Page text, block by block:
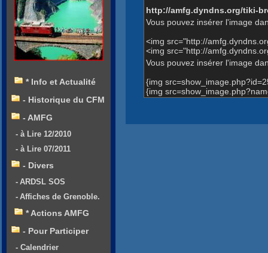
http://amfg.dyndns.org/tiki-
Vous pouvez insérer l'image
<img src="http://
<img src="http://
Vous pouvez insérer l'image
{img
{img
* Info et Actualité
- Historique du CFM
- AMFG
- à Lire 12/2010
- à Lire 07/2011
- Divers
- ARDSL SOS
- Affiches de Grenoble.
* Actions AMFG
- Pour Participer
- Calendrier